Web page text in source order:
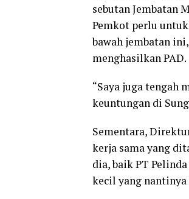
sebutan Jembatan
Pemkot perlu
bawah jembatan
menghasilkan PAD.
“Saya juga
keuntungan di
Sementara,
kerja sama yang
dia, baik PT
kecil yang nantinya